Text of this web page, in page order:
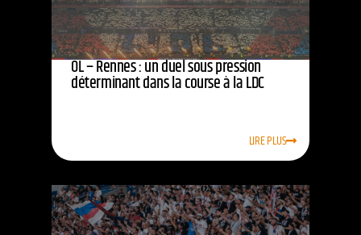
OL – Rennes : un duel sous pression
déterminant dans la course à la LDC
LIRE PLUS